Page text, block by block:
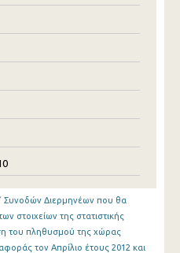
Συνοδών Διερμηνέων που θα
στοιχείων της στατιστικής
του πληθυσμού της χώρας
τον Απρίλιο έτους 2012 και